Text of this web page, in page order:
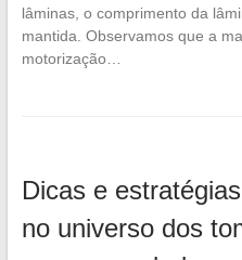
lâminas, o comprimento da
mantida. Observamos que a
motorização…
Dicas e
no universo dos